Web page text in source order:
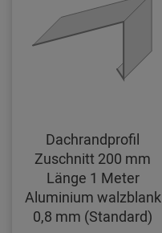
Dachrandprofil
Zuschnitt 200 mm
Länge 1 Meter
Aluminium walzblank
0,8 mm (Standard)